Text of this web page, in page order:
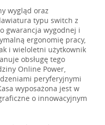
wygląd oraz
typu switch z
gwarancja wygodnej i
ergonomię pracy,
i wieloletni użytkownik
obsługę tego
Online Power,
peryferyjnymi
wyposażona jest w
o innowacyjnym